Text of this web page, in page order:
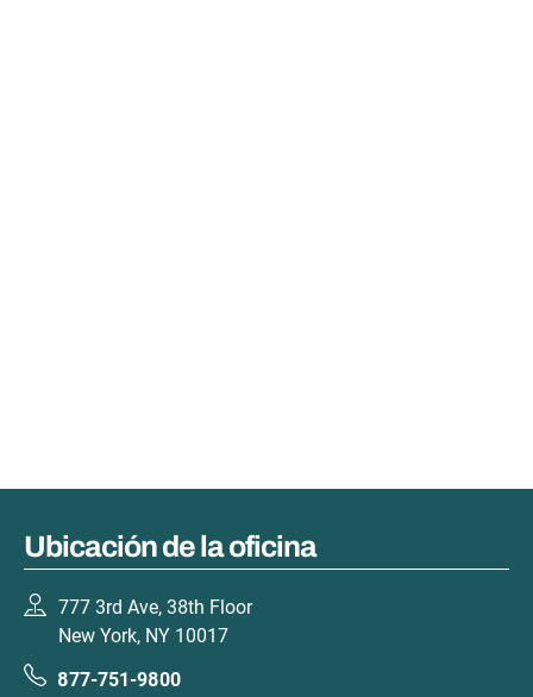
Ubicación de la oficina
777 3rd Ave, 38th Floor
New York, NY 10017
877-751-9800